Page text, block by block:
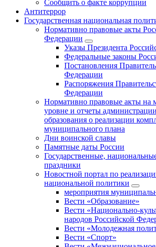
Сообщить о факте коррупции
Антитеррор
Государственная национальная
Нормативно правовые акты
Федерации
Указы Президента
Федеральные законы
Постановления
Федерации
Распоряжения
Федерации
Нормативно правовые акты на
уровне и отчеты
образования о реализации
муниципального плана
Дни воинской славы
Памятные даты России
Государственные,
праздники
Новостной портал по
национальной политики
мероприятия
Вести «Образование»
Вести «Национально-
народов Российской
Вести «Молодежная
Вести «Спорт»